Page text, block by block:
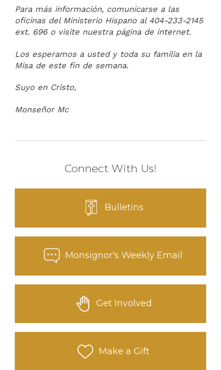
Para más información, comunicarse a las
oficinas del Ministerio Hispano al 404-233-2145
ext. 696 o visite nuestra página de internet.
Los esperamos a usted y toda su familia en la
Misa de este fin de semana.
Suyo en Cristo,
Monseñor Mc
Connect With Us!
Bulletins
Monsignor's Weekly Email
Get Involved
Make a Gift